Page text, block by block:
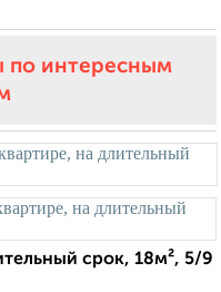
по интересным
срок, 18м², 5/9